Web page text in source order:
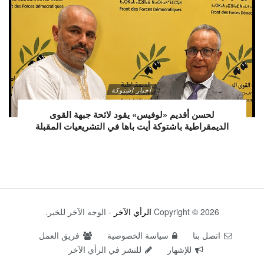
أخبار اشتوكة
لحسن أقديم «لوفيس» يقود لائحة جبهة القوى
الديمقراطية باشتوكة أيت باها في التشريعيات المقبلة
Copyright © 2026 الرأي الآخر - الوجه الآخر للخبر.
اتصل بنا
سياسة الخصوصية
فريق العمل
للإشهار
للنشر في الرأي الآخر